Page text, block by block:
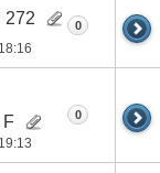
272
18:16
0
F
19:13
0